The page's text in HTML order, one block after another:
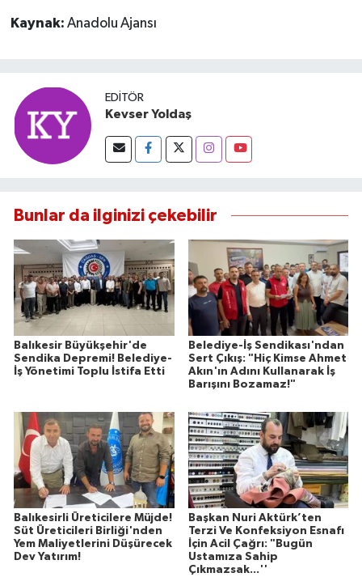
Kaynak: Anadolu Ajansı
EDITÖR
Kevser Yoldaş
Bunlar da ilginizi çekebilir
Balıkesir Büyükşehir'de
Sendika Depremi! Belediye-
İş Yönetimi Toplu İstifa Etti
Belediye-İş Sendikası'ndan
Sert Çıkış: "Hiç Kimse Ahmet
Akın'ın Adını Kullanarak İş
Barışını Bozamaz!"
Balıkesirli Üreticilere Müjde!
Süt Üreticileri Birliği'nden
Yem Maliyetlerini Düşürecek
Dev Yatırım!
Başkan Nuri Aktürk’ten
Terzi Ve Konfeksiyon Esnafı
İçin Acil Çağrı: "Bugün
Ustamıza Sahip
Çıkmazsak...''